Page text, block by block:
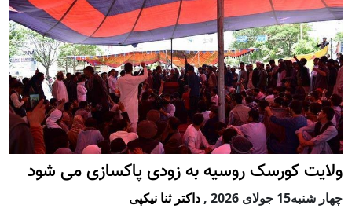
ولایت کورسک روسیه به زودی پاکسازی می شود
چهار شنبه15 جولای 2026 , داکتر ثنا نیکپی